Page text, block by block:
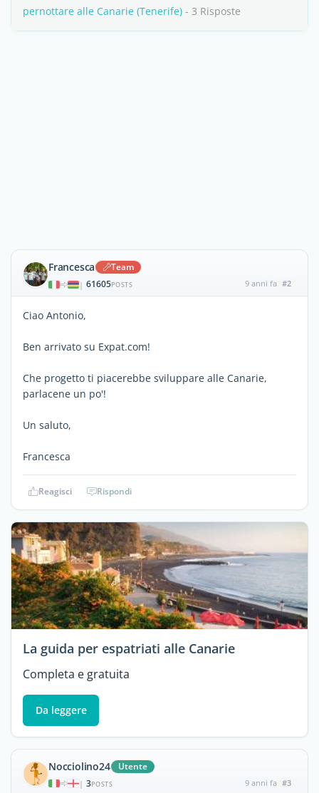
pernottare alle Canarie (Tenerife) - 3 Risposte
Francesca Team
| 61605POSTS 9 anni fa #2
Ciao Antonio,
Ben arrivato su Expat.com!
Che progetto ti piacerebbe sviluppare alle Canarie,
parlacene un po'!
Un saluto,
Francesca
Reagisci Rispondi
La guida per espatriati alle Canarie
Completa e gratuita
Da leggere
Nocciolino24 Utente
| 3POSTS 9 anni fa #3